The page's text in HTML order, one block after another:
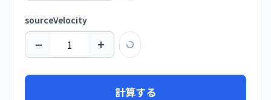
sourceVelocity
− +
計算する